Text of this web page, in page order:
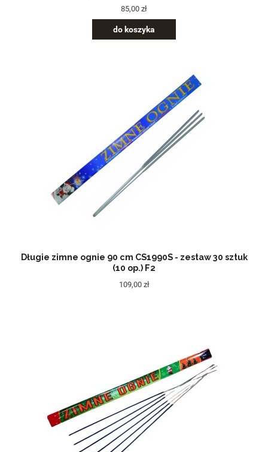
85,00 zł
do koszyka
Długie zimne ognie 90 cm CS1990S - zestaw 30 sztuk
(10 op.) F2
109,00 zł